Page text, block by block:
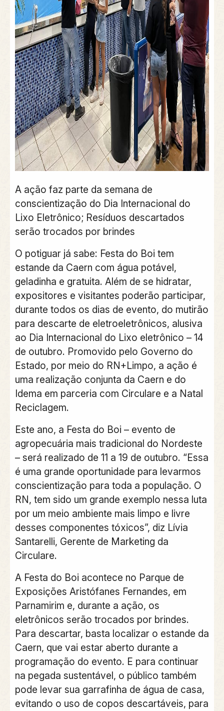
A ação faz parte da semana de
conscientização do Dia Internacional do
Lixo Eletrônico; Resíduos descartados
serão trocados por brindes
O potiguar já sabe: Festa do Boi tem
estande da Caern com água potável,
geladinha e gratuita. Além de se hidratar,
expositores e visitantes poderão participar,
durante todos os dias de evento, do mutirão
para descarte de eletroeletrônicos, alusiva
ao Dia Internacional do Lixo eletrônico – 14
de outubro. Promovido pelo Governo do
Estado, por meio do RN+Limpo, a ação é
uma realização conjunta da Caern e do
Idema em parceria com Circulare e a Natal
Reciclagem.
Este ano, a Festa do Boi – evento de
agropecuária mais tradicional do Nordeste
– será realizado de 11 a 19 de outubro. “Essa
é uma grande oportunidade para levarmos
conscientização para toda a população. O
RN, tem sido um grande exemplo nessa luta
por um meio ambiente mais limpo e livre
desses componentes tóxicos”, diz Lívia
Santarelli, Gerente de Marketing da
Circulare.
A Festa do Boi acontece no Parque de
Exposições Aristófanes Fernandes, em
Parnamirim e, durante a ação, os
eletrônicos serão trocados por brindes.
Para descartar, basta localizar o estande da
Caern, que vai estar aberto durante a
programação do evento. E para continuar
na pegada sustentável, o público também
pode levar sua garrafinha de água de casa,
evitando o uso de copos descartáveis, para